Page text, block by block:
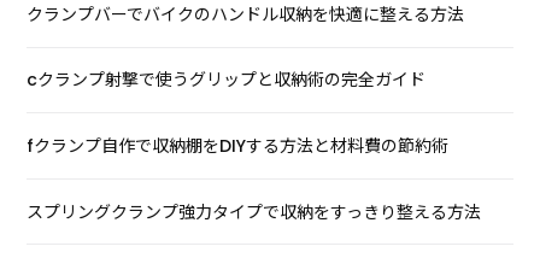
クランプバーでバイクのハンドル収納を快適に整える方法
cクランプ射撃で使うグリップと収納術の完全ガイド
fクランプ自作で収納棚をDIYする方法と材料費の節約術
スプリングクランプ強力タイプで収納をすっきり整える方法